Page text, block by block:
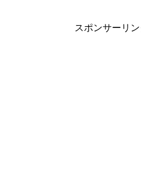
スポンサーリン